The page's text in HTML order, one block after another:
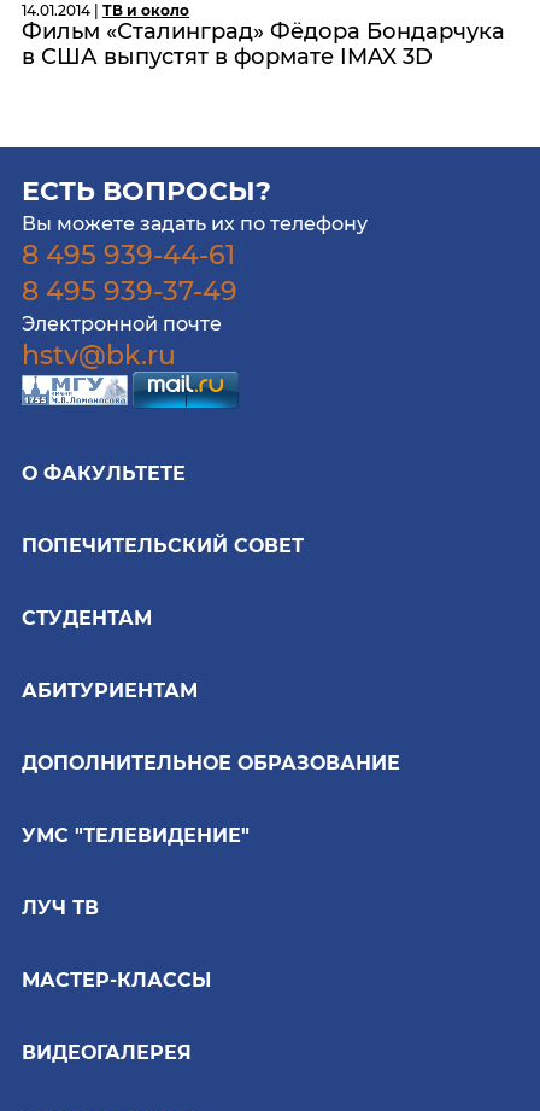
14.01.2014 | ТВ и около
Фильм «Сталинград» Фёдора Бондарчука
в США выпустят в формате IMAX 3D
ЕСТЬ ВОПРОСЫ?
Вы можете задать их по телефону
8 495 939-44-61
8 495 939-37-49
Электронной почте
hstv@bk.ru
О ФАКУЛЬТЕТЕ
ПОПЕЧИТЕЛЬСКИЙ СОВЕТ
СТУДЕНТАМ
АБИТУРИЕНТАМ
ДОПОЛНИТЕЛЬНОЕ ОБРАЗОВАНИЕ
УМС "ТЕЛЕВИДЕНИЕ"
ЛУЧ ТВ
МАСТЕР-КЛАССЫ
ВИДЕОГАЛЕРЕЯ